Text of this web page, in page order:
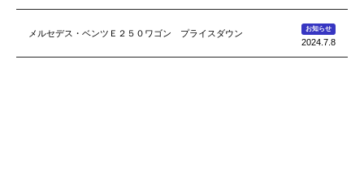
メルセデス・ベンツＥ２５０ワゴン プライスダウン お知らせ
2024.7.8